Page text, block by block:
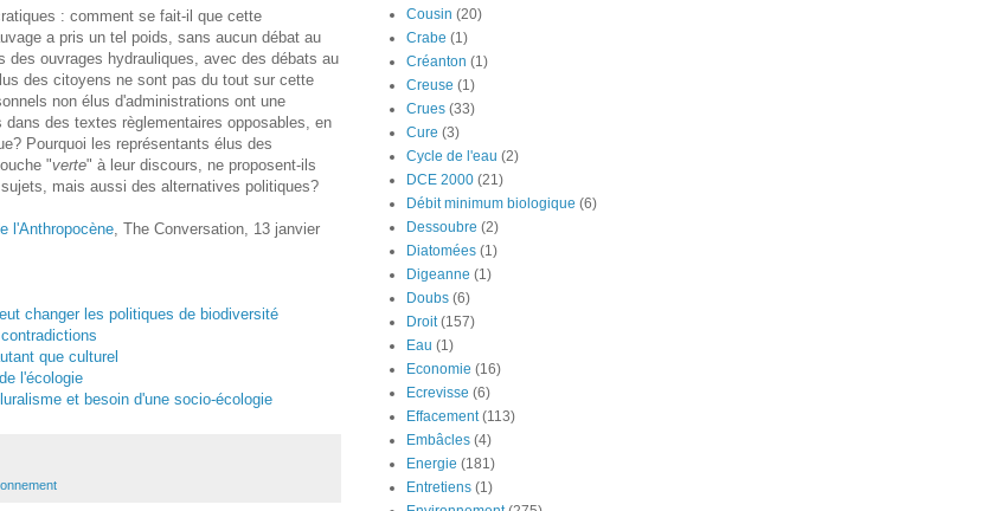
: comment se fait-il que cette
a pris un tel poids, sans aucun débat au
ouvrages hydrauliques, avec des débats au
des citoyens ne sont pas du tout sur cette
non élus d'administrations ont une
des textes règlementaires opposables, en
Pourquoi les représentants élus des
"verte" à leur discours, ne proposent-ils
mais aussi des alternatives politiques?
l'Anthropocène , The Conversation, 13 janvier
changer les politiques de biodiversité
que culturel
l'écologie
et besoin d'une socio-écologie
Cousin (20)
Crabe (1)
Créanton (1)
Creuse (1)
Crues (33)
Cure (3)
Cycle de l'eau (2)
DCE 2000 (21)
Débit minimum biologique (6)
Dessoubre (2)
Diatomées (1)
Digeanne (1)
Doubs (6)
Droit (157)
Eau (1)
Economie (16)
Ecrevisse (6)
Effacement (113)
Embâcles (4)
Energie (181)
Entretiens (1)